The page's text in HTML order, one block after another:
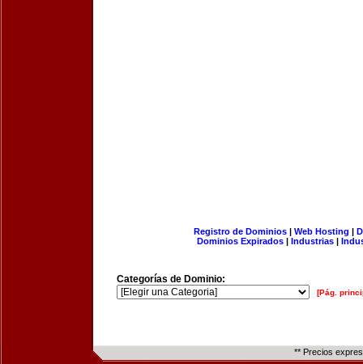
Registro de Dominios| Web Hosting |
Dominios Expirados | Industrias |
Categorías de Dominio:
[Pág.
** Precios